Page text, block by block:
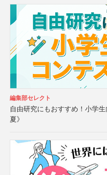
編集部セレクト
自由研究にもおすすめ！小学
夏》